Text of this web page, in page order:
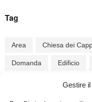
Gestire
Tag
Area Chiesa dei
Domanda Edificio
Località di Chiusa